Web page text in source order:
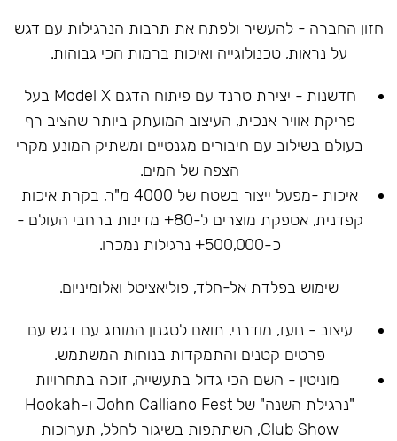
חזון החברה - להעשיר ולפתח את תרבות הנרגילות עם דגש
על נראות, טכנולוגייה ואיכות ברמות הכי גבוהות.
חדשנות - יצירת טרנד עם פיתוח הדגם Model X בעל
פריקת אוויר אנכית, העיצוב המועתק ביותר שהציב רף
בעולם בשילוב עם חיבורים מגנטיים ומשתיק המונע מקרי
הצפה של המים.
איכות -מפעל ייצור בשטח של 4000 מ"ר, בקרת איכות
קפדנית, אספקת מוצרים ל-80+ מדינות ברחבי העולם -
כ-500,000+ נרגילות נמכרו.
שימוש בפלדת אל-חלד, פוליאציטל ואלומיניום.
עיצוב - נועז, מודרני, תואם לסגנון המותג עם דגש עם
פרטים קטנים והתמקדות בנוחות המשתמש.
מוניטין - השם הכי גדול בתעשייה, זוכה בתחרויות
"נרגילת השנה" של John Calliano Fest ו-Hookah
Club Show, השתתפות בשיגור לחלל, תערוכות